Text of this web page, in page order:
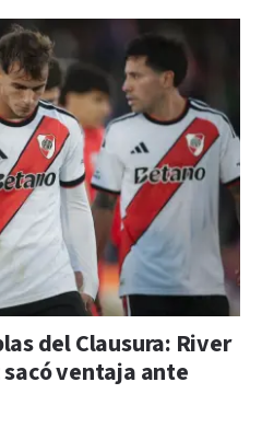
del Clausura: River
ventaja ante